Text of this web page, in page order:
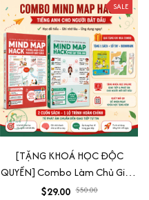
SALE
[TẶNG KHOÁ HỌC ĐỘC
QUYỀN] Combo Làm Chủ Giao
Tiếp: Sách Mindmap Giao Tiếp
$29.00 $50.00